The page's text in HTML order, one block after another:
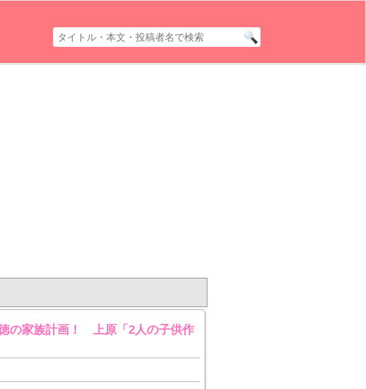
の家族計画！ 上原「2人の子供作